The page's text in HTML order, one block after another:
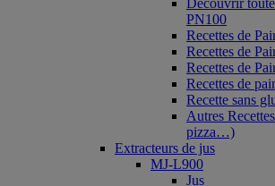
Découvrir
PN100
Recettes de
Recettes de
Recettes de
Recettes de
Recette sans
Autres
pizza…)
Extracteurs de jus
MJ-L900
Jus